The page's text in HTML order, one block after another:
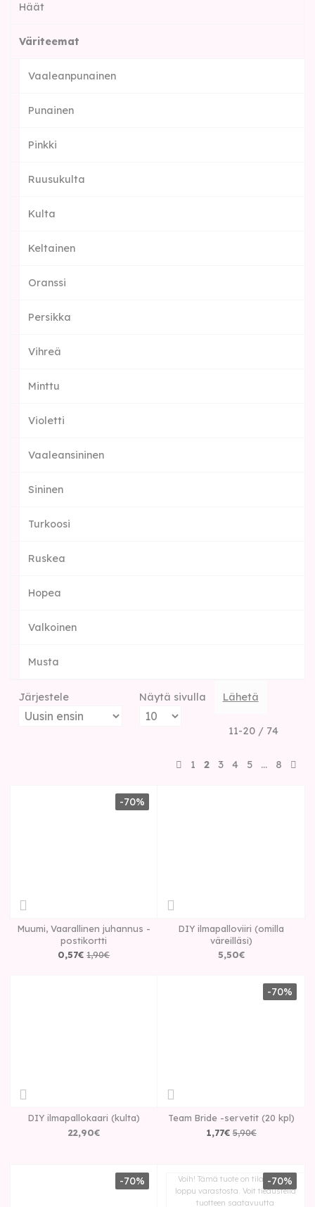
Häät
Väriteemat
Vaaleanpunainen
Punainen
Pinkki
Ruusukulta
Kulta
Keltainen
Oranssi
Persikka
Vihreä
Minttu
Violetti
Vaaleansininen
Sininen
Turkoosi
Ruskea
Hopea
Valkoinen
Musta
Järjestele Näytä sivulla Lähetä
11-20 / 74
1 2 3 4 5 … 8
Muumi, Vaarallinen juhannus -
postikortti
0,57€ 1,90€
-70%
DIY ilmapalloviiri (omilla
väreilläsi)
5,50€
DIY ilmapallokaari (kulta)
22,90€
Team Bride -servetit (20 kpl)
1,77€ 5,90€
-70%
-70%
Voih! Tämä tuote on tilapäisesti
loppu varastosta. Voit tiedustella
tuotteen saatavuutta
-70%